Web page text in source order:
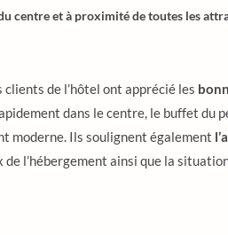
centre et à proximité de toutes les
clients de l’hôtel ont apprécié les
dans le centre, le buffet du
moderne. Ils soulignent également
l’hébergement ainsi que la